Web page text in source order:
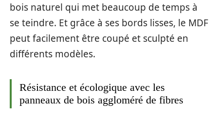
bois naturel qui met beaucoup de temps à
se teindre. Et grâce à ses bords lisses, le MDF
peut facilement être coupé et sculpté en
différents modèles.
Résistance et écologique avec les
panneaux de bois aggloméré de fibres